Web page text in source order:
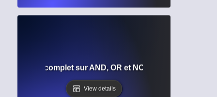
? Guide complet sur AND, OR et NOT pour la
View details